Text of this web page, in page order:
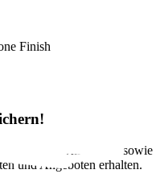
Rabatt im Onlineshop sowie
und Angeboten erhalten.